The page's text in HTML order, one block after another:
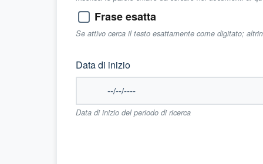
Frase esatta
Se attivo cerca il testo esattamente come digitato;
Data di inizio
Data di inizio del periodo di ricerca